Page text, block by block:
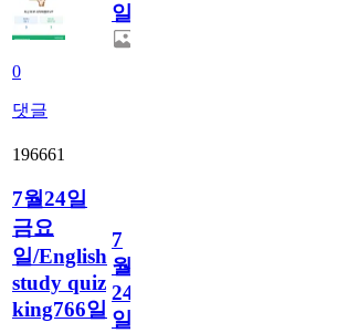
0
댓글
일
196661
7월24일
금요
일/English
study quiz
king766일
7
월
24
일